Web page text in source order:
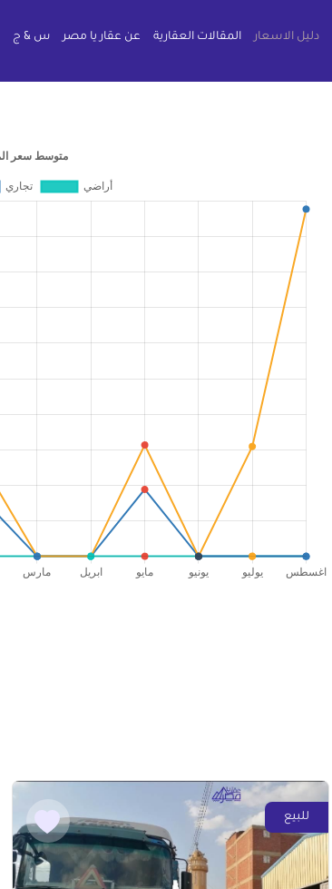
دليل الاسعار المقالات العقارية عن عقار يا مصر س & ج
للبيع